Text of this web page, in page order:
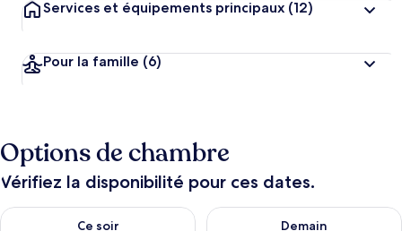
Services et équipements principaux (12)
Pour la famille (6)
Options de chambre
Vérifiez la disponibilité pour ces dates.
Ce soir
Vérifier la disponibilité pour ce soir août 6 - août 7
Demain
Vérifier la disponibilité pour